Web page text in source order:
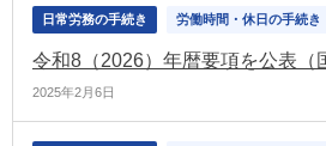
日常労務の手続き 労働時間・休日の手続き
令和8（2026）年暦要項を公表（
2025年2月6日